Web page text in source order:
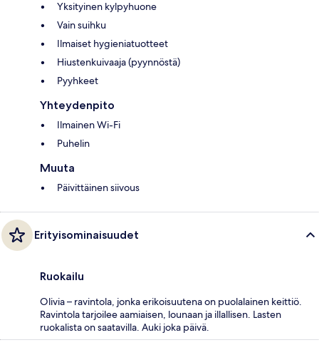
Yksityinen kylpyhuone
Vain suihku
Ilmaiset hygieniatuotteet
Hiustenkuivaaja (pyynnöstä)
Pyyhkeet
Yhteydenpito
Ilmainen Wi-Fi
Puhelin
Muuta
Päivittäinen siivous
Erityisominaisuudet
Ruokailu
Olivia – ravintola, jonka erikoisuutena on puolalainen keittiö.
Ravintola tarjoilee aamiaisen, lounaan ja illallisen. Lasten
ruokalista on saatavilla. Auki joka päivä.